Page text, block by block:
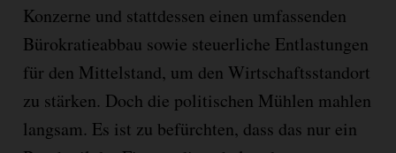
Konzerne und stattdessen einen umfassenden
Bürokratieabbau sowie steuerliche Entlastungen
für den Mittelstand, um den Wirtschaftsstandort
zu stärken. Doch die politischen Mühlen mahlen
langsam. Es ist zu befürchten, dass das nur ein